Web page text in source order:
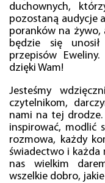
duchownych,
pozostaną audycje
poranków na żywo,
będzie się
przepisów
dzięki Wam!
Jesteśmy
czytelnikom,
nami na tej drodze.
inspirować, modlić
rozmowa, każdy
świadectwo i każda
nas wielkim
wszelkie dobro,